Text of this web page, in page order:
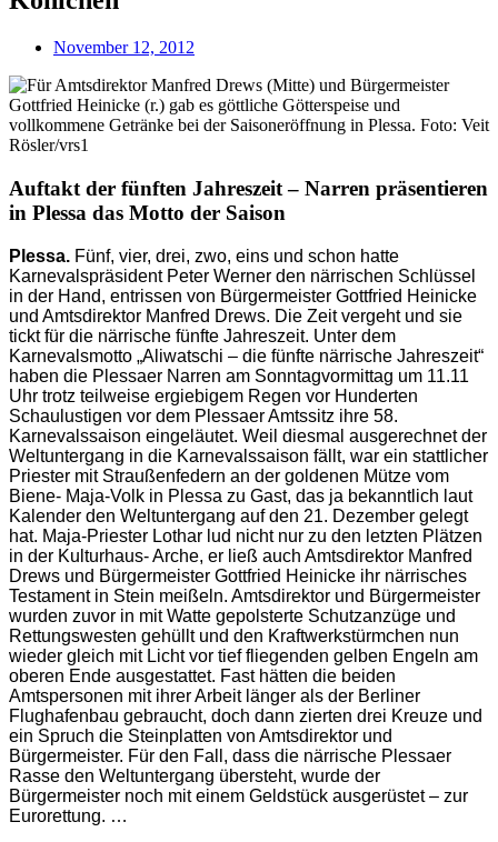
November 12, 2012
Auftakt der fünften Jahreszeit – Narren präsentieren
in Plessa das Motto der Saison
Plessa. Fünf, vier, drei, zwo, eins und schon hatte
Karnevalspräsident Peter Werner den närrischen Schlüssel
in der Hand, entrissen von Bürgermeister Gottfried Heinicke
und Amtsdirektor Manfred Drews. Die Zeit vergeht und sie
tickt für die närrische fünfte Jahreszeit. Unter dem
Karnevalsmotto „Aliwatschi – die fünfte närrische Jahreszeit“
haben die Plessaer Narren am Sonntagvormittag um 11.11
Uhr trotz teilweise ergiebigem Regen vor Hunderten
Schaulustigen vor dem Plessaer Amtssitz ihre 58.
Karnevalssaison eingeläutet. Weil diesmal ausgerechnet der
Weltuntergang in die Karnevalssaison fällt, war ein stattlicher
Priester mit Straußenfedern an der goldenen Mütze vom
Biene- Maja-Volk in Plessa zu Gast, das ja bekanntlich laut
Kalender den Weltuntergang auf den 21. Dezember gelegt
hat. Maja-Priester Lothar lud nicht nur zu den letzten Plätzen
in der Kulturhaus- Arche, er ließ auch Amtsdirektor Manfred
Drews und Bürgermeister Gottfried Heinicke ihr närrisches
Testament in Stein meißeln. Amtsdirektor und Bürgermeister
wurden zuvor in mit Watte gepolsterte Schutzanzüge und
Rettungswesten gehüllt und den Kraftwerkstürmchen nun
wieder gleich mit Licht vor tief fliegenden gelben Engeln am
oberen Ende ausgestattet. Fast hätten die beiden
Amtspersonen mit ihrer Arbeit länger als der Berliner
Flughafenbau gebraucht, doch dann zierten drei Kreuze und
ein Spruch die Steinplatten von Amtsdirektor und
Bürgermeister. Für den Fall, dass die närrische Plessaer
Rasse den Weltuntergang übersteht, wurde der
Bürgermeister noch mit einem Geldstück ausgerüstet – zur
Eurorettung. …